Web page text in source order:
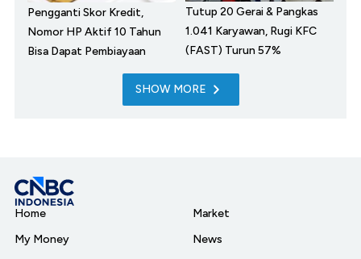
Pengganti Skor Kredit,
Nomor HP Aktif 10 Tahun
Bisa Dapat Pembiayaan
Tutup 20 Gerai & Pangkas
1.041 Karyawan, Rugi KFC
(FAST) Turun 57%
SHOW MORE
Home
My Money
Market
News